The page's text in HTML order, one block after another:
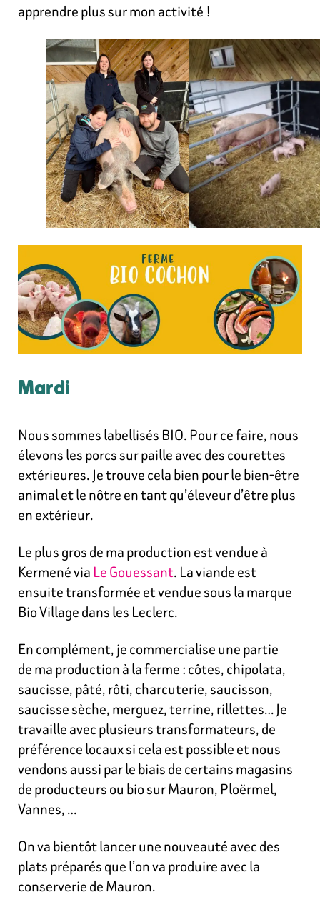
apprendre plus sur mon activité !
Mardi
Nous sommes labellisés BIO. Pour ce faire, nous
élevons les porcs sur paille avec des courettes
extérieures. Je trouve cela bien pour le bien-être
animal et le nôtre en tant qu’éleveur d’être plus
en extérieur.
Le plus gros de ma production est vendue à
Kermené via Le Gouessant. La viande est
ensuite transformée et vendue sous la marque
Bio Village dans les Leclerc.
En complément, je commercialise une partie
de ma production à la ferme : côtes, chipolata,
saucisse, pâté, rôti, charcuterie, saucisson,
saucisse sèche, merguez, terrine, rillettes… Je
travaille avec plusieurs transformateurs, de
préférence locaux si cela est possible et nous
vendons aussi par le biais de certains magasins
de producteurs ou bio sur Mauron, Ploërmel,
Vannes, …
On va bientôt lancer une nouveauté avec des
plats préparés que l’on va produire avec la
conserverie de Mauron.